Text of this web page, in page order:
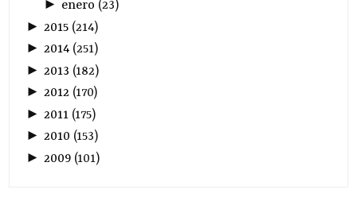
► enero (23)
► 2015 (214)
►2014 (251)
► 2013 (182)
►2012 (170)
► 2011 (175)
►2010 (153)
► 2009 (101)